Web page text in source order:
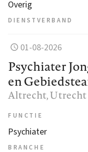
Overig
DIENSTVERBAND
01-08-2026
Psychiater
en
Altrecht, Utrecht
FUNCTIE
Psychiater
BRANCHE